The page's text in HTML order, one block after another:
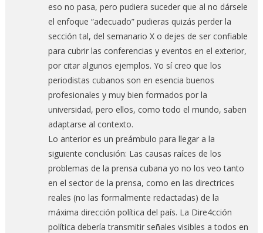
eso no pasa, pero pudiera suceder que al no dársele
el enfoque “adecuado” pudieras quizás perder la
sección tal, del semanario X o dejes de ser confiable
para cubrir las conferencias y eventos en el exterior,
por citar algunos ejemplos. Yo sí creo que los
periodistas cubanos son en esencia buenos
profesionales y muy bien formados por la
universidad, pero ellos, como todo el mundo, saben
adaptarse al contexto.
Lo anterior es un preámbulo para llegar a la
siguiente conclusión: Las causas raíces de los
problemas de la prensa cubana yo no los veo tanto
en el sector de la prensa, como en las directrices
reales (no las formalmente redactadas) de la
máxima dirección política del país. La Dire4cción
política debería transmitir señales visibles a todos en